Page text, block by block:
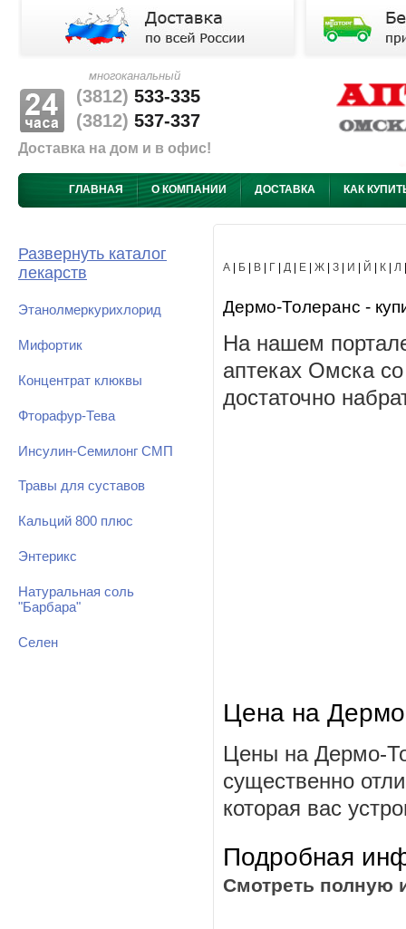
многоканальный
(3812) 533-335
(3812) 537-337
Доставка на дом и в офис!
ГЛАВНАЯ О КОМПАНИИ ДОСТАВКА КАК
Развернуть каталог
лекарств
Этанолмеркурихлорид
Мифортик
Концентрат клюквы
Фторафур-Тева
Инсулин-Семилонг СМП
Травы для суставов
Кальций 800 плюс
Энтерикс
Натуральная соль
"Барбара"
Селен
А Б В Г Д Е Ж З И Й К Л
Дермо-Толеранс -
На нашем
аптеках Омска
достаточно
Цена на
Цены на Дермо-
существенно
которая вас
Подробная
Смотреть полную